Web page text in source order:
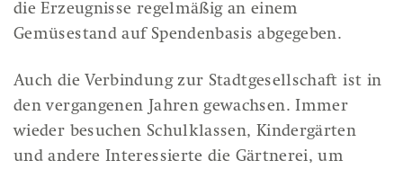
die Erzeugnisse regelmäßig an einem
Gemüsestand auf Spendenbasis abgegeben.
Auch die Verbindung zur Stadtgesellschaft ist in
den vergangenen Jahren gewachsen. Immer
wieder besuchen Schulklassen, Kindergärten
und andere Interessierte die Gärtnerei, um